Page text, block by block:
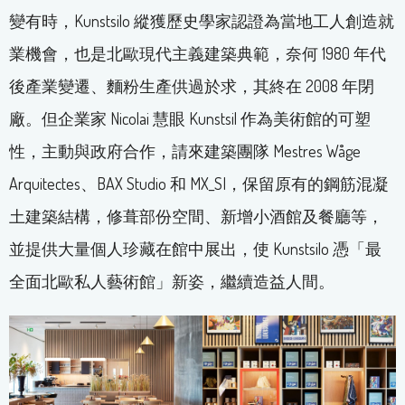
變有時，Kunstsilo 縱獲歷史學家認證為當地工人創造就
業機會，也是北歐現代主義建築典範，奈何 1980 年代
後產業變遷、麵粉生產供過於求，其終在 2008 年閉
廠。但企業家 Nicolai 慧眼 Kunstsil 作為美術館的可塑
性，主動與政府合作，請來建築團隊 Mestres Wåge
Arquitectes、BAX Studio 和 MX_SI，保留原有的鋼筋混凝
土建築結構，修葺部份空間、新增小酒館及餐廳等，
並提供大量個人珍藏在館中展出，使 Kunstsilo 憑「最
全面北歐私人藝術館」新姿，繼續造益人間。